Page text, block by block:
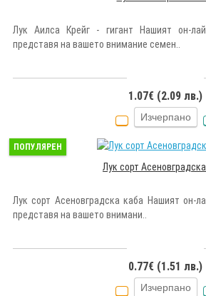
Лук Аилса Крейг - гигант Нашият он-
представя на вашето внимание семен..
1.07€ (2.09 лв.)
Изчерпано
ПОПУЛЯРЕН
Лук сорт
Лук сорт Асеновградска каба Нашият он-
представя на вашето внимани..
0.77€ (1.51 лв.)
Изчерпано